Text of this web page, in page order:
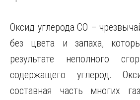
Оксид углерода СО –
без цвета и запаха,
результате неполного
содержащего углерод.
составная часть многих